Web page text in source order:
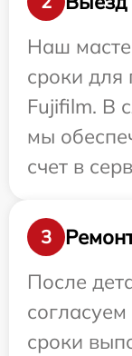
Наш
сроки для
Fujifilm. В
мы
счет в
3
После
сроки